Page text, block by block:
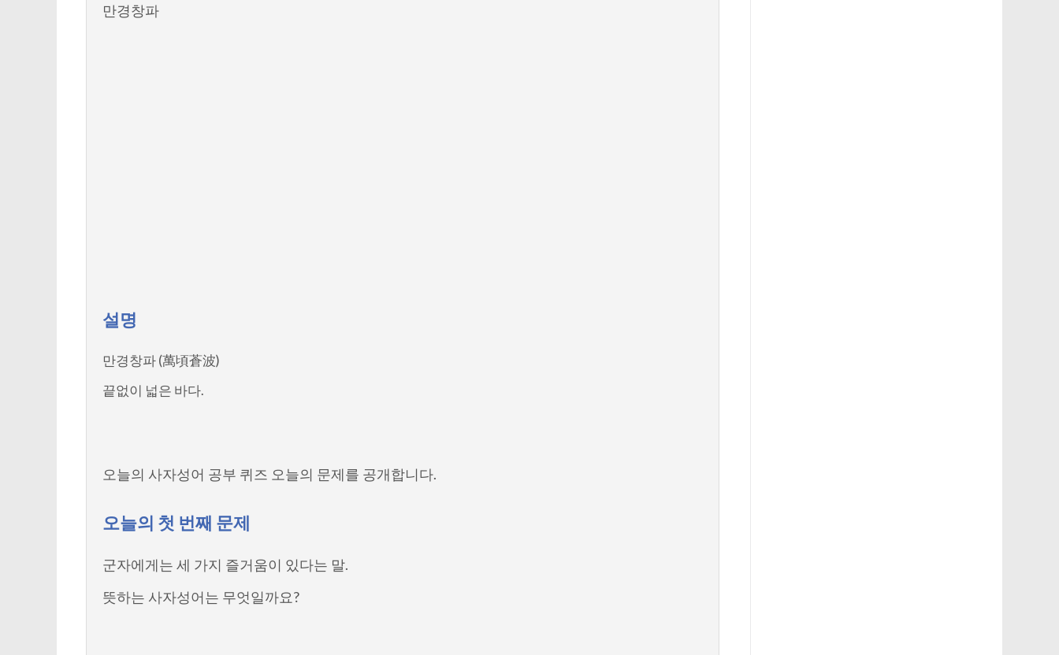
만경창파
설명
만경창파 (萬頃蒼波)
끝없이 넓은 바다.
오늘의 사자성어 공부 퀴즈 오늘의 문제를 공개합니다.
오늘의 첫 번째 문제
군자에게는 세 가지 즐거움이 있다는 말.
뜻하는 사자성어는 무엇일까요?